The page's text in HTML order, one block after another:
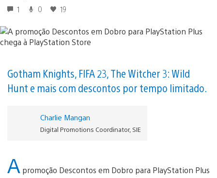
1 0 19
Gotham Knights, FIFA 23, The Witcher 3: Wild
Hunt e mais com descontos por tempo limitado.
Charlie Mangan
Digital Promotions Coordinator, SIE
A promoção Descontos em Dobro para PlayStation Plus